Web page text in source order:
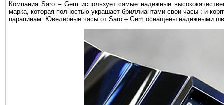
Компания Saro – Gem использует самые надежные
марка, которая полностью украшает бриллиантами свои часы : и
царапинам. Ювелирные часы от Saro – Gem оснащены надежными